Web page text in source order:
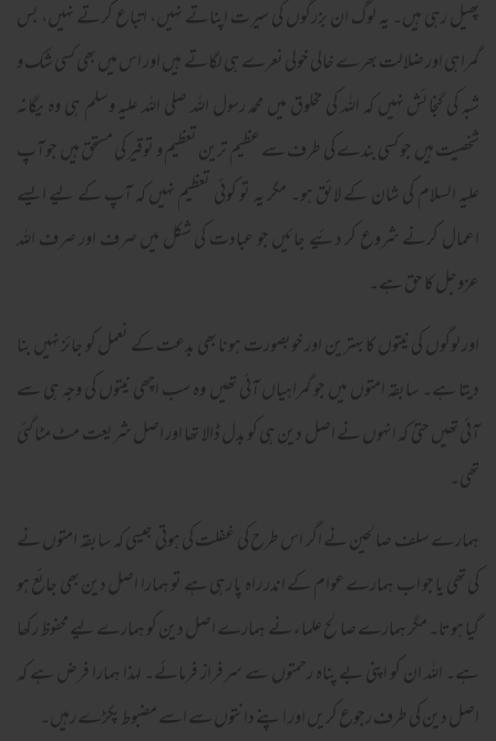
پھیل رہی ہیں۔ یہ لوگ ان بزرگوں کی سیرت اپناتے نہیں، اتباع کرتے نہیں، بس
گمراہی اور ضلالت بھرے خالی خولی نعرے ہی لگاتے ہیں اور اس میں بھی کسی شک و
شبہ کی گنجائش نہیں کہ اللہ کی مخلوق میں محمد رسول اللہ صلی اللہ علیہ وسلم ہی وہ یگانہ
شخصیت ہیں جو کسی بندے کی طرف سے عظیم ترین تعظیم و توقیر کی مستحق ہیں جو آپ
علیہ السلام کی شان کے لائق ہو۔ مگر یہ تو کوئی تعظیم نہیں کہ آپ کے لیے ایسے
اعمال کرنے شروع کر دئیے جائیں جو عبادت کی شکل میں صرف اور صرف اللہ
عزوجل کا حق ہے۔
اور لوگوں کی نیتوں کا بہترین اور خوبصورت ہونا بھی بدعت کے نعمل کو جائز نہیں بنا
دیتا ہے۔ سابقہ امتوں میں جو گمراہیاں آئی تھیں وہ سب اچھی نیتوں کی وجہ ہی سے
آئی تھیں حتیٰ کہ انہوں نے اصل دین ہی کو بدل ڈالا تھا اور اصل شریعت مٹ مٹا گئی
تھی۔
ہمارے سلف صالحین نے اگر اس طرح کی غفلت کی ہوتی جیسی کہ سابقہ امتوں نے
کی تھی یا جو اب ہمارے عوام کے اندر راہ پا رہی ہے تو ہمارا اصل دین بھی جائع ہو
گیا ہوتا۔ مگر ہمارے صالح علماء نے ہمارے اصل دین کو ہمارے لیے محفوظ رکھا
ہے۔ اللہ ان کو اپنی بے پناہ رحمتوں سے سرفراز فرمائے۔ لہذا ہمارا فرض ہے کہ
اصل دین کی طرف رجوع کریں اور اپنے دانتوں سے اسے مضبوط پکڑے رہیں۔